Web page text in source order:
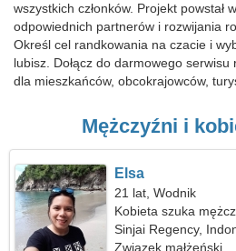
wszystkich członków. Projekt powstał
odpowiednich partnerów i rozwijania
Określ cel randkowania na czacie i
lubisz. Dołącz do darmowego
dla mieszkańców, obcokrajowców,
Mężczyźni i
Elsa
21 lat, Wodnik
Kobieta szuka
Sinjai Regency,
Związek małżeński